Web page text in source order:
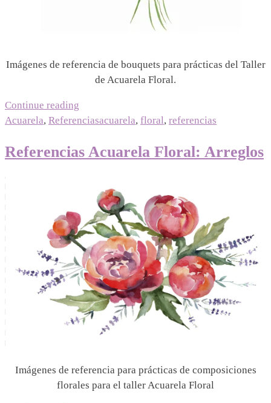
Imágenes de referencia de bouquets para prácticas del Taller
de Acuarela Floral.
Continue reading
Acuarela
Bouquets”
Acuarela, Referenciasacuarela, floral, referencias
Referencias Acuarela Floral: Arreglos
Imágenes de referencia para prácticas de composiciones
florales para el taller Acuarela Floral